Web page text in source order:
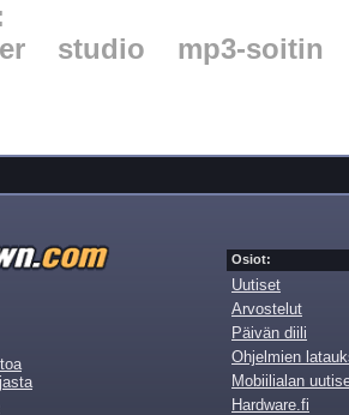
studio
mp3-soitin
Osiot:
Uutiset
Arvostelut
Päivän diili
Ohjelmien
Mobiilialan
Hardware.fi